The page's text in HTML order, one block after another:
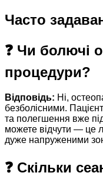
Часто
❓ Чи болючі
процедури?
Відповідь: Ні,
безболісними.
та полегшення вже
можете відчути — це
дуже напруженими
❓ Скільки